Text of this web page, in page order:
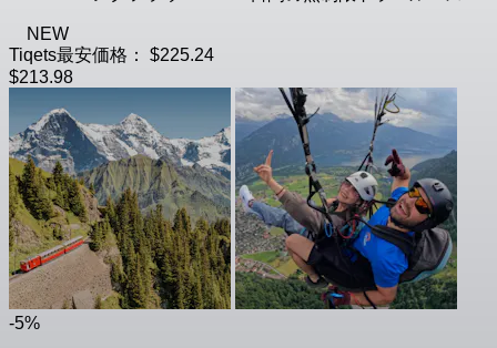
NEW
Tiqets最安価格：
$225.24
$213.98
-5%